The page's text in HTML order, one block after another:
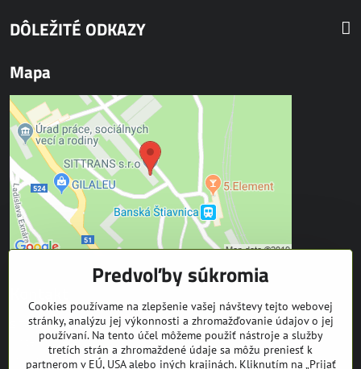
DÔLEŽITÉ ODKAZY
Mapa
SITTRANS s.r.o.
Trate Mládeže 1
969 01 Banská Štiavnica
Predvoľby súkromia
Cookies používame na zlepšenie vašej návštevy tejto webovej
stránky, analýzu jej výkonnosti a zhromažďovanie údajov o jej
používaní. Na tento účel môžeme použiť nástroje a služby
tretích strán a zhromaždené údaje sa môžu preniesť k
partnerom v EÚ, USA alebo iných krajinách. Kliknutím na „Prijať